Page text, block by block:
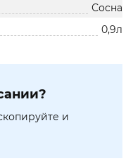
Сосна
0,9л
и